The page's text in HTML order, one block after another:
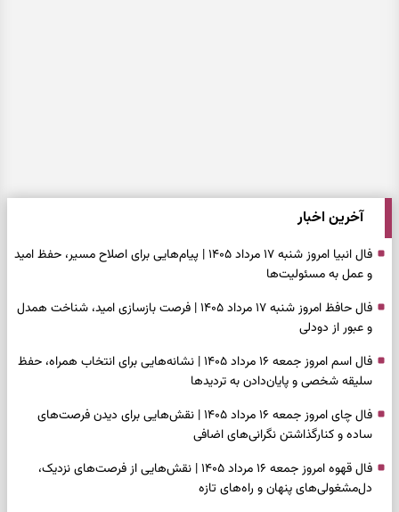
آخرین اخبار
فال انبیا امروز شنبه ۱۷ مرداد ۱۴۰۵ | پیام‌هایی برای اصلاح مسیر، حفظ امید
و عمل به مسئولیت‌ها
فال حافظ امروز شنبه ۱۷ مرداد ۱۴۰۵ | فرصت بازسازی امید، شناخت همدل
و عبور از دودلی
فال اسم امروز جمعه ۱۶ مرداد ۱۴۰۵ | نشانه‌هایی برای انتخاب همراه، حفظ
سلیقه شخصی و پایان‌دادن به تردیدها
فال چای امروز جمعه ۱۶ مرداد ۱۴۰۵ | نقش‌هایی برای دیدن فرصت‌های
ساده و کنارگذاشتن نگرانی‌های اضافی
فال قهوه امروز جمعه ۱۶ مرداد ۱۴۰۵ | نقش‌هایی از فرصت‌های نزدیک،
دل‌مشغولی‌های پنهان و راه‌های تازه